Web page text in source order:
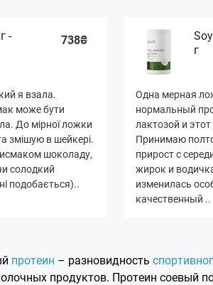
-
738₴
я взала.
може бути
До мірної ложки
змішую в шейкері.
шоколаду,
солодкий
подобається)..
г
Одна мерная
нормальный
лактозой и
Принимаю
прирост с
жирок и
изменилась
качественный ..
протеин – разновидность
продуктов. Протеин соевый